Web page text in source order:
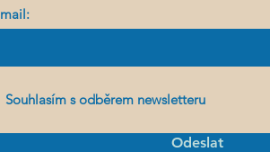
Souhlasím s odběrem newsletteru
Odeslat